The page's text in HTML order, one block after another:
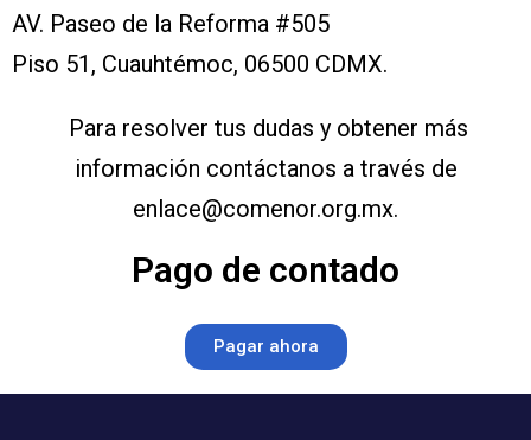
AV. Paseo de la Reforma #505
Piso 51, Cuauhtémoc, 06500 CDMX.
Para resolver tus dudas y obtener más
información contáctanos a través de
enlace@comenor.org.mx.
Pago de contado
Pagar ahora